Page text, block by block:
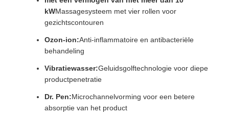
kWMassagesysteem met vier rollen voor
gezichtscontouren
Ozon-ion:Anti-inflammatoire en antibacteriële
behandeling
Vibratiewasser:Geluidsgolftechnologie voor diepe
productpenetratie
Dr. Pen:Microchannelvorming voor een betere
absorptie van het product